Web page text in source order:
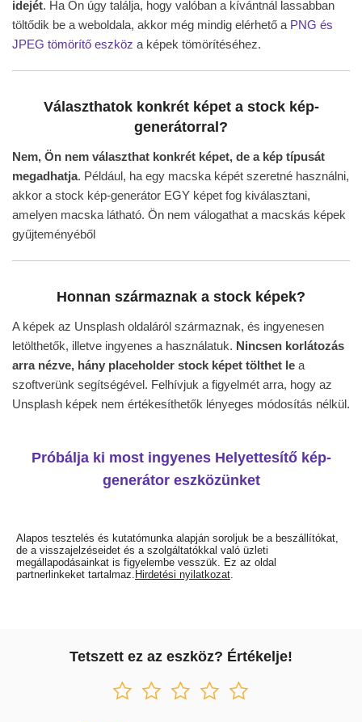
idejét. Ha Ön úgy találja, hogy valóban a kívántnál lassabban
töltődik be a weboldala, akkor még mindig elérhető a PNG és
JPEG tömörítő eszköz a képek tömörítéséhez.
Választhatok konkrét képet a stock kép-
generátorral?
Nem, Ön nem választhat konkrét képet, de a kép típusát
megadhatja. Például, ha egy macska képét szeretné használni,
akkor a stock kép-generátor EGY képet fog kiválasztani,
amelyen macska látható. Ön nem válogathat a macskás képek
gyűjteményéből
Honnan származnak a stock képek?
A képek az Unsplash oldaláról származnak, és ingyenesen
letölthetők, illetve ingyenes a használatuk. Nincsen korlátozás
arra nézve, hány placeholder stock képet tölthet le a
szoftverünk segítségével. Felhívjuk a figyelmét arra, hogy az
Unsplash képek nem értékesíthetők lényeges módosítás nélkül.
Próbálja ki most ingyenes Helyettesítő kép-
generátor eszközünket
Alapos tesztelés és kutatómunka alapján soroljuk be a beszállítókat,
de a visszajelzéseidet és a szolgáltatókkal való üzleti
megállapodásainkat is figyelembe vesszük. Ez az oldal
partnerlinkeket tartalmaz. Hirdetési nyilatkozat
Tetszett ez az eszköz? Értékelje!